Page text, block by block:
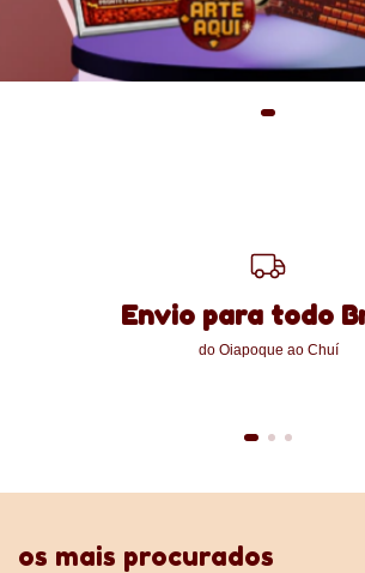
Envio para todo
do Oiapoque ao Chuí
os mais procurados